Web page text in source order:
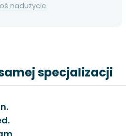
nadużycie
specjalizacji